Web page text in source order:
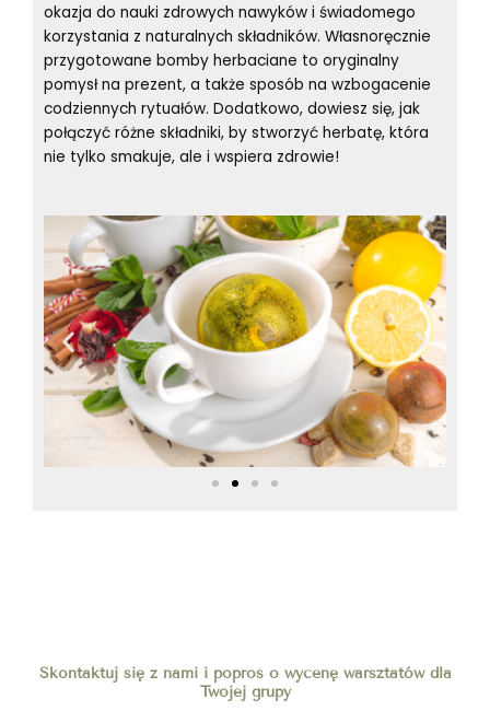
okazja do nauki zdrowych nawyków i świadomego
korzystania z naturalnych składników. Własnoręcznie
przygotowane bomby herbaciane to oryginalny
pomysł na prezent, a także sposób na wzbogacenie
codziennych rytuałów. Dodatkowo, dowiesz się, jak
połączyć różne składniki, by stworzyć herbatę, która
nie tylko smakuje, ale i wspiera zdrowie!
Skontaktuj się z nami i poproś o wycenę warsztatów dla
Twojej grupy